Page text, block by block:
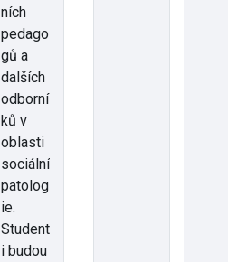
ních
pedago
gů a
dalších
odborní
ků v
oblasti
sociální
patolog
ie.
Student
i budou